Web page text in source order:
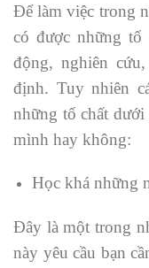
Để làm việc trong
có được những tố
động, nghiên
định. Tuy nhiên
những tố chất
mình hay không:
Học khá những
Đây là một trong
này yêu cầu bạn